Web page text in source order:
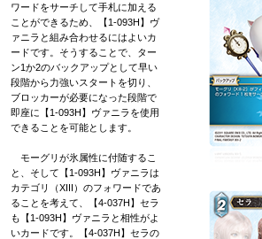
ワードをサーチして手札に加える
ことができるため、【1-093H】ヴ
ァニラと組み合わせるにはよいカ
ードです。そうすることで、ター
ン1か2のバックアップとして早い
段階から力強いスタートを切り、
ブロッカーが必要になった段階で
即座に【1-093H】ヴァニラを使用
できることを可能とします。
モーグリが氷属性に付随するこ
と、そして【1-093H】ヴァニラは
カテゴリ（XIII）のフォワードであ
ることを考えて、【4-037H】セラ
も【1-093H】ヴァニラと相性がよ
いカードです。【4-037H】セラの